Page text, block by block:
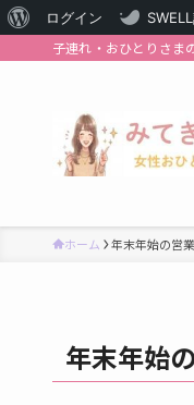
WordPress
ログイン
子連れ・おひとりさま
ホーム 年末年始の営
年末年始